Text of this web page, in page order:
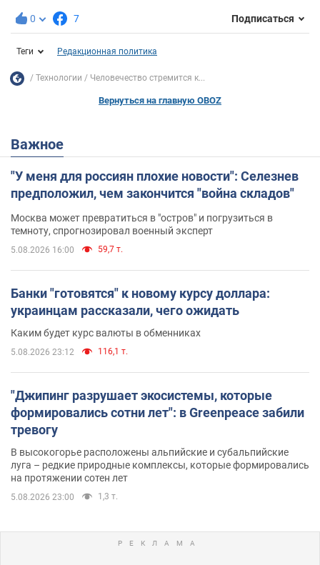
0 7 Подписаться
Теги Редакционная политика
Технологии Человечество стремится к...
Вернуться на главную OBOZ
Важное
"У меня для россиян плохие новости": Селезнев
предположил, чем закончится "война складов"
Москва может превратиться в "остров" и погрузиться в
темноту, спрогнозировал военный эксперт
5.08.2026 16:00 59,7 т.
Банки "готовятся" к новому курсу доллара:
украинцам рассказали, чего ожидать
Каким будет курс валюты в обменниках
5.08.2026 23:12 116,1 т.
"Джипинг разрушает экосистемы, которые
формировались сотни лет": в Greenpeace забили
тревогу
В высокогорье расположены альпийские и субальпийские
луга – редкие природные комплексы, которые формировались
на протяжении сотен лет
5.08.2026 23:00 1,3 т.